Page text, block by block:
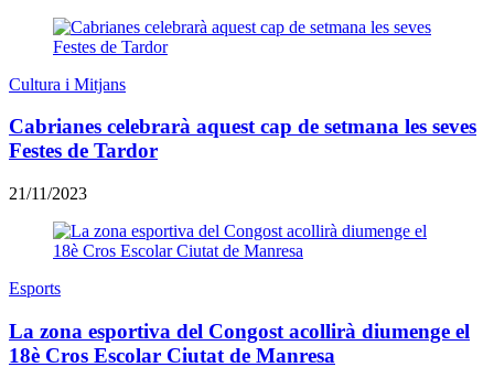
Cultura i Mitjans
Cabrianes celebrarà aquest cap de setmana les seves
Festes de Tardor
21/11/2023
Esports
La zona esportiva del Congost acollirà diumenge el
18è Cros Escolar Ciutat de Manresa